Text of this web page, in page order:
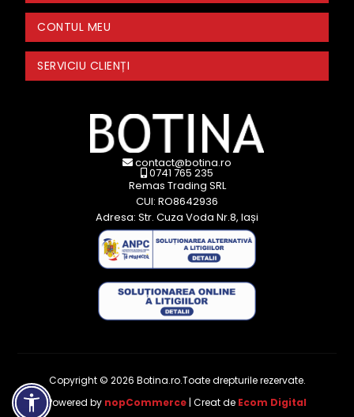
CONTUL MEU
SERVICIU CLIENȚI
contact@botina.ro
0741 765 235
Remas Trading SRL
CUI: RO8642936
Adresa: Str. Cuza Voda Nr.8, Iași
Copyright © 2026 Botina.ro.Toate drepturile rezervate.
Powered by nopCommerce | Creat de Ecom Digital